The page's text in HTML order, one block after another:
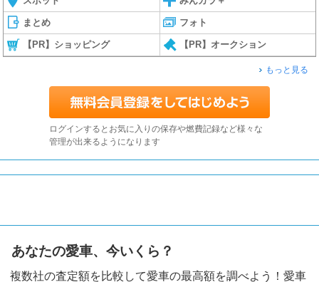
まとめ フォト
【PR】ショッピング 【PR】オークション
もっと見る
ログインするとお気に入りの保存や燃費記録など様々な
管理が出来るようになります
あなたの愛車、今いくら？
複数社の査定額を比較して愛車の最高額を調べよう！愛車